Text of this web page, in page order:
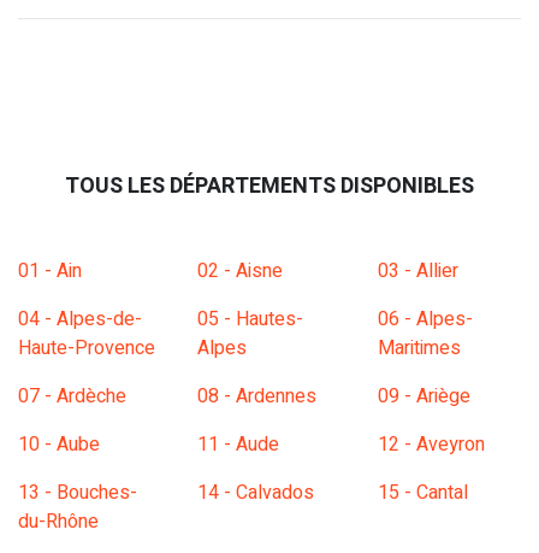
TOUS LES DÉPARTEMENTS DISPONIBLES
01 - Ain 02 - Aisne
03 - Allier
04 - Alpes-de-
Haute-Provence
05 - Hautes-
Alpes
06 - Alpes-
Maritimes
07 - Ardèche
08 - Ardennes
09 - Ariège
10 - Aube
11 - Aude
12 - Aveyron
13 - Bouches-
du-Rhône
14 - Calvados 15 - Cantal